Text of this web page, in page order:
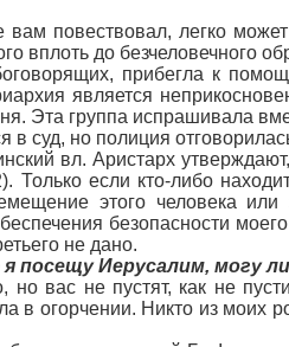
вам повествовал, легко
вплоть до
прибегла к
является
Эта группа испрашивала
в суд, но полиция
вл. Аристарх
Только если кто-либо
этого человека
безопасности
не дано.
посещу Иерусалим, могу
но вас не пустят, как не
в огорчении. Никто из моих